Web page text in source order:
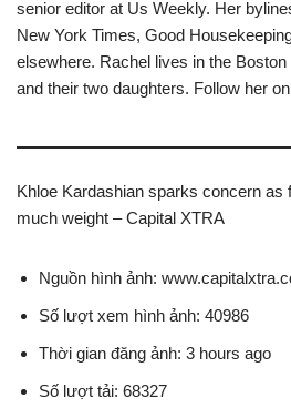
senior editor at Us Weekly. Her
New York Times, Good
elsewhere. Rachel lives in the
and their two daughters. Follow her on
Khloe Kardashian sparks concern as
much weight – Capital XTRA
Nguồn hình ảnh:
Số lượt xem hình ảnh: 40986
Thời gian đăng ảnh: 3 hours ago
Số lượt tải: 68327